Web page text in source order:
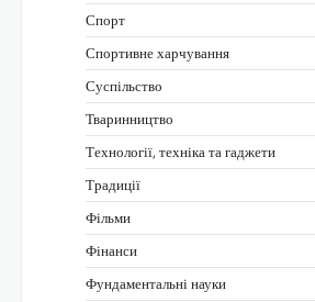
Спорт
Спортивне харчування
Суспільство
Тваринництво
Технології, техніка та гаджети
Традиції
Фільми
Фінанси
Фундаментальні науки